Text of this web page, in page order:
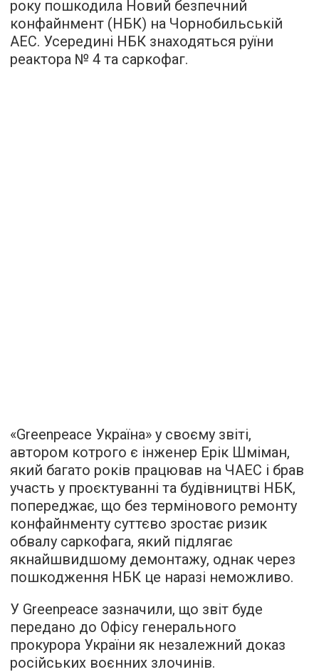
року пошкодила Новий безпечний
конфайнмент (НБК) на Чорнобильській
АЕС. Усередині НБК знаходяться руїни
реактора № 4 та саркофаг.
«Greenpeace Україна» у своєму звіті,
автором котрого є інженер Ерік Шміман,
який багато років працював на ЧАЕС і брав
участь у проєктуванні та будівництві НБК,
попереджає, що без термінового ремонту
конфайнменту суттєво зростає ризик
обвалу саркофага, який підлягає
якнайшвидшому демонтажу, однак через
пошкодження НБК це наразі неможливо.
У Greenpeace зазначили, що звіт буде
передано до Офісу генерального
прокурора України як незалежний доказ
російських воєнних злочинів.